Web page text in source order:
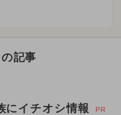
記事
にイチオシ情報 PR